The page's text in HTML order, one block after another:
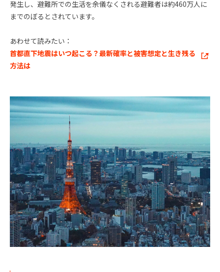
発生し、避難所での生活を余儀なくされる避難者は約460万人に
までのぼるとされています。
あわせて読みたい：
首都直下地震はいつ起こる？最新確率と被害想定と生き残る
方法は